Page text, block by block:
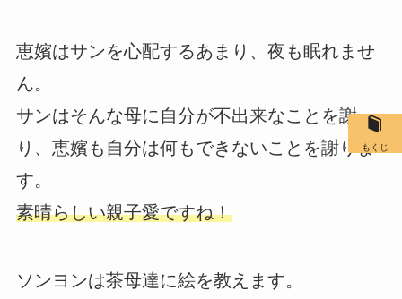
恵嬪はサンを心配するあまり、夜も眠れませ
ん。
サンはそんな母に自分が不出来なことを謝
り、恵嬪も自分は何もできないことを謝りま
す。
素晴らしい親子愛ですね！
ソンヨンは茶母達に絵を教えます。
もくじ